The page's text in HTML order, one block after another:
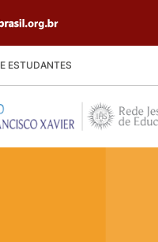
ESTUDANTES